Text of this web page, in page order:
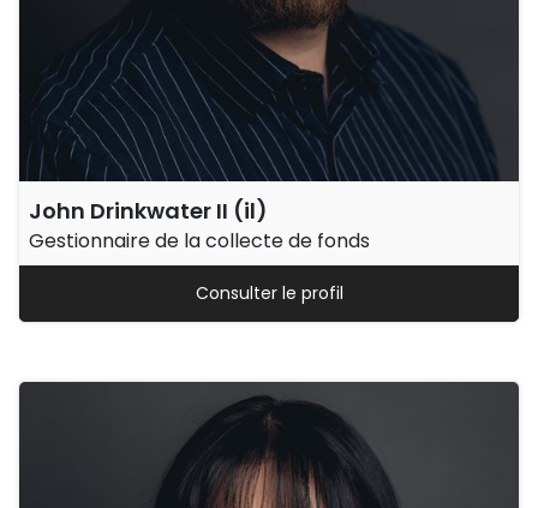
John Drinkwater II (il)
Gestionnaire de la collecte de fonds
Consulter le profil